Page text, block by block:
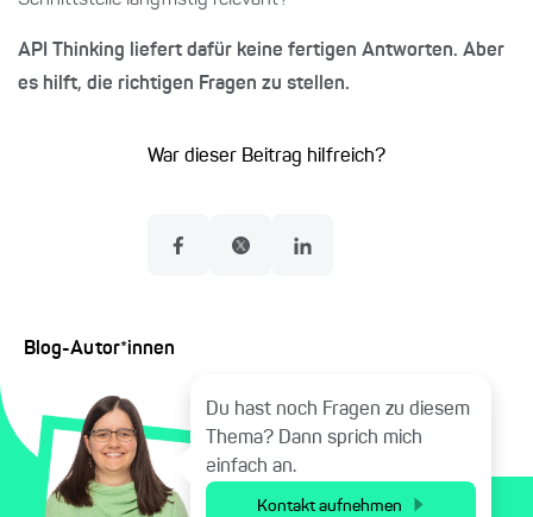
API Thinking liefert dafür keine fertigen Antworten. Aber
es hilft, die richtigen Fragen zu stellen.
War dieser Beitrag hilfreich?
Blog-Autor*innen
Du hast noch Fragen zu diesem
Thema? Dann sprich mich
einfach an.
Kontakt aufnehmen